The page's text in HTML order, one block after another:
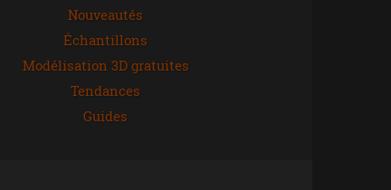
Nouveautés
Échantillons
Modélisation 3D gratuites
Tendances
Guides